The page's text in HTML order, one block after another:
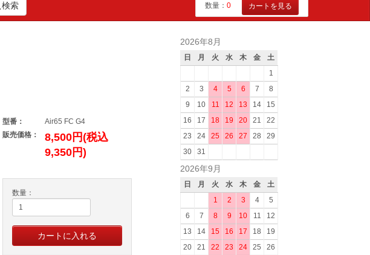
検索 数量： 0 カートを見る
型番：
Air65 FC G4
販売価格：
8,500円(税込
9,350円)
数量：
2026年8月
日 月 火 水 木 金
土
1
2
3 4 5 6 7
8
9
10 11 12 13 14
15
16
17 18 19 20 21
22
23
24 25 26 27 28
29
30
31
2026年9月
日 月 火 水 木 金
土
1
2 3 4
5
6
7 8 9 10 11
12
13
14 15 16 17 18
19
20
21 22 23 24 25
26